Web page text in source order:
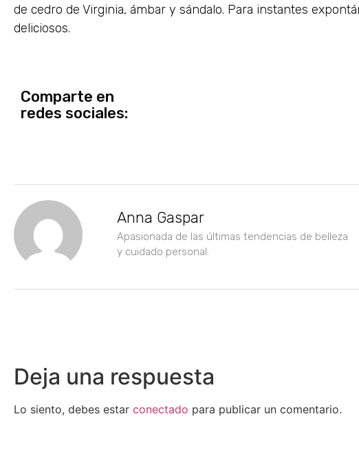
de cedro de Virginia, ámbar y sándalo. Para instantes
deliciosos.
Comparte en
redes sociales:
Anna Gaspar
Apasionada de las últimas tendencias de belleza
y cuidado personal.
Deja una respuesta
Lo siento, debes estar conectado para publicar un comentario.